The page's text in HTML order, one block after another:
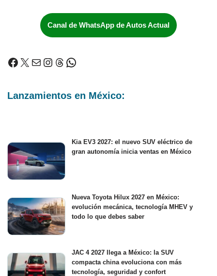
Canal de WhatsApp de Autos Actual
Lanzamientos en México:
Kia EV3 2027: el nuevo SUV eléctrico de
gran autonomía inicia ventas en México
Nueva Toyota Hilux 2027 en México:
evolución mecánica, tecnología MHEV y
todo lo que debes saber
JAC 4 2027 llega a México: la SUV
compacta china evoluciona con más
tecnología, seguridad y confort